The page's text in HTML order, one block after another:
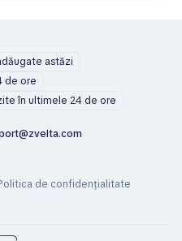
astăzi
de ore
în ultimele 24 de ore
de confidențialitate